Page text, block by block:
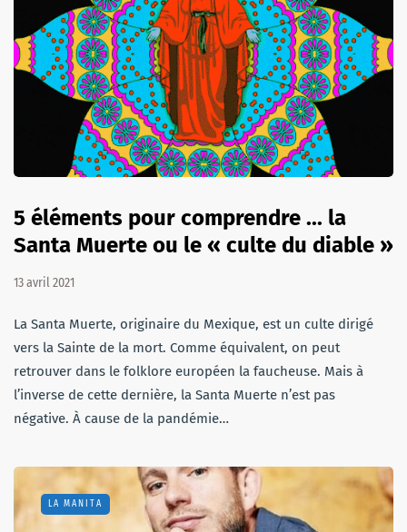
5 éléments pour comprendre ... la
Santa Muerte ou le « culte du diable »
13 avril 2021
La Santa Muerte, originaire du Mexique, est un culte dirigé
vers la Sainte de la mort. Comme équivalent, on peut
retrouver dans le folklore européen la faucheuse. Mais à
l’inverse de cette dernière, la Santa Muerte n’est pas
négative. À cause de la pandémie…
LA MANITA